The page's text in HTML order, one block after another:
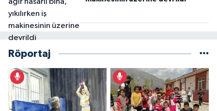
Röportaj